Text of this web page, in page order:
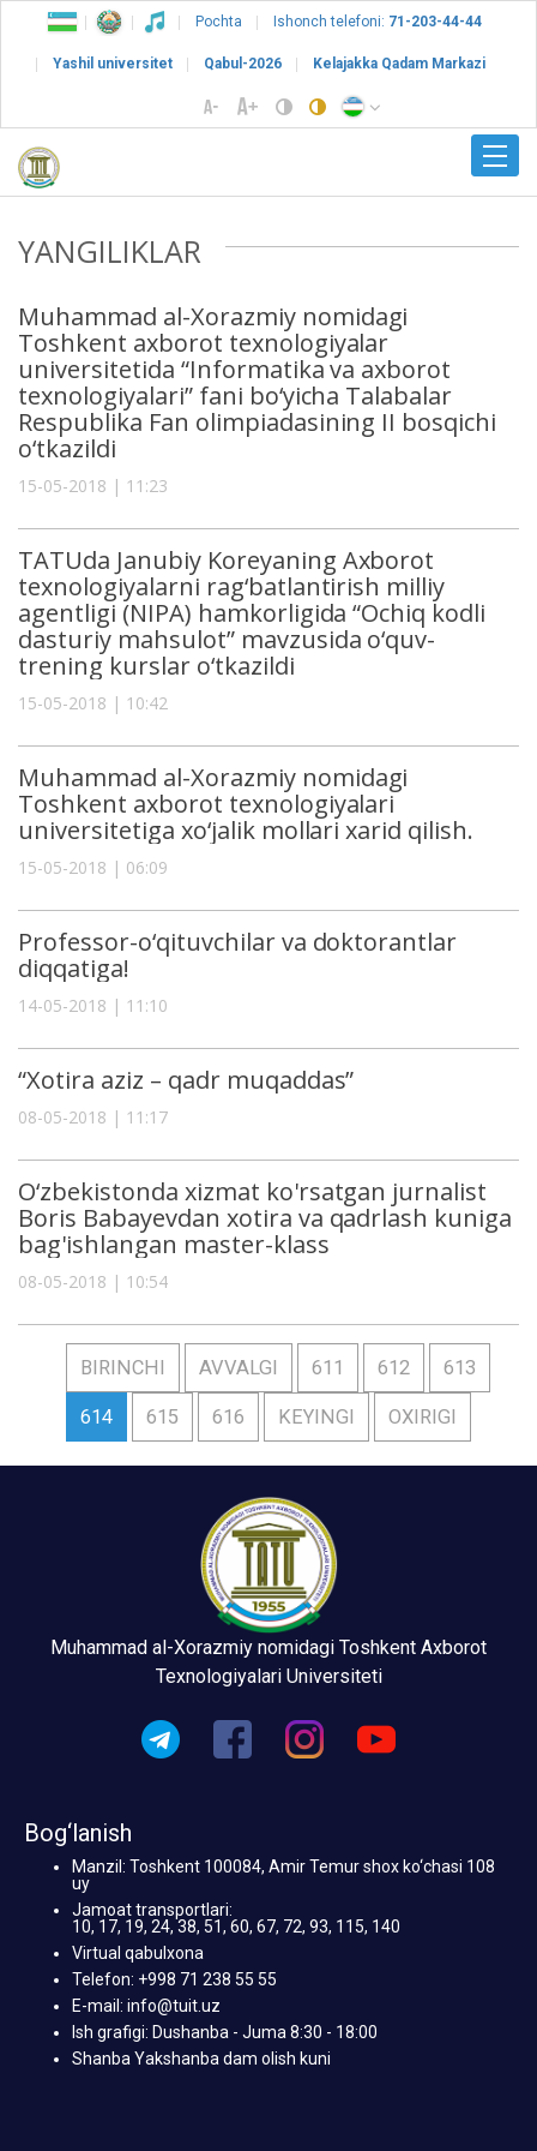
Pochta Ishonch telefoni: 71-203-44-44
Yashil universitet Qabul-2026 Kelajakka Qadam Markazi
YANGILIKLAR
Muhammad al-Xorazmiy nomidagi
Toshkent axborot texnologiyalar
universitetida “Informatika va axborot
texnologiyalari” fani bo‘yicha Talabalar
Respublika Fan olimpiadasining II bosqichi
o‘tkazildi
15-05-2018 | 11:23
TATUda Janubiy Koreyaning Axborot
texnologiyalarni rag‘batlantirish milliy
agentligi (NIPA) hamkorligida “Ochiq kodli
dasturiy mahsulot” mavzusida o‘quv-
trening kurslar o‘tkazildi
15-05-2018 | 10:42
Muhammad al-Xorazmiy nomidagi
Toshkent axborot texnologiyalari
universitetiga xo‘jalik mollari xarid qilish.
15-05-2018 | 06:09
Professor-o‘qituvchilar va doktorantlar
diqqatiga!
14-05-2018 | 11:10
“Xotira aziz – qadr muqaddas”
08-05-2018 | 11:17
O‘zbekistonda xizmat ko'rsatgan jurnalist
Boris Babayevdan xotira va qadrlash kuniga
bag'ishlangan master-klass
08-05-2018 | 10:54
BIRINCHI AVVALGI 611 612 613
614 615 616 KEYINGI OXIRIGI
Muhammad al-Xorazmiy nomidagi Toshkent Axborot
Texnologiyalari Universiteti
Bog‘lanish
Manzil: Toshkent 100084, Amir Temur shox ko‘chasi 108
uy
Jamoat transportlari:
10, 17, 19, 24, 38, 51, 60, 67, 72, 93, 115, 140
Virtual qabulxona
Telefon: +998 71 238 55 55
E-mail: info@tuit.uz
Ish grafigi: Dushanba - Juma 8:30 - 18:00
Shanba Yakshanba dam olish kuni